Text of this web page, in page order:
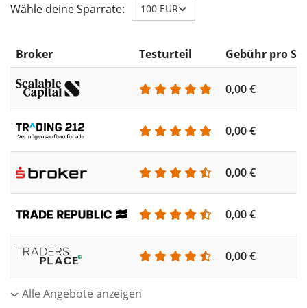
Wähle deine Sparrate: 100 EUR
Broker Testurteil Gebühr pro
0,00 €
0,00 €
0,00 €
0,00 €
0,00 €
Alle Angebote anzeigen